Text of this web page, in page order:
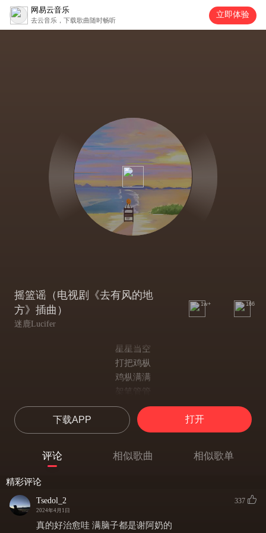
网易云音乐
去云音乐，下载歌曲随时畅听
立即体验
摇篮谣（电视剧《去有风的地
方》插曲）
迷鹿Lucifer
1w+ 166
星星当空
打把鸡枞
鸡枞满满
架笔管管
笔管漏漏
咋个说哟~
架呀嘛绿豆豆
架新姜姜
扭着腰腰
下载APP 打开
评论 相似歌曲 相似歌单
精彩评论
Tsedol_2
2024年4月1日
337
真的好治愈哇 满脑子都是谢阿奶的